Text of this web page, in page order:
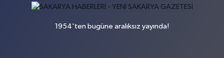
1954'ten bugüne aralıksız yayında!